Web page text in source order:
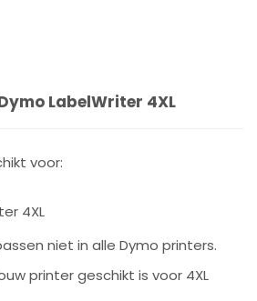
LabelWriter 4XL
voor:
4XL
niet in alle Dymo printers.
printer geschikt is voor 4XL